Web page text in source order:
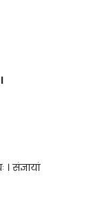
संज्ञायां